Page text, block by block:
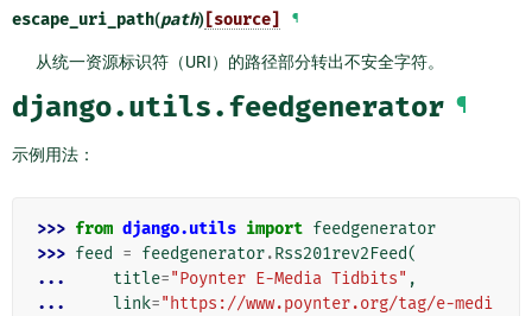
escape_uri_path(path) [source] ¶
从统一资源标识符（URI）的路径部分转出不安全字符。
django.utils.feedgenerator ¶
示例用法：
>>> from django.utils import feedgenerator
>>> feed = feedgenerator.Rss201rev2Feed(
...
title="Poynter E-Media Tidbits" ,
...
link="https://www.poynter.org/tag/e-medi